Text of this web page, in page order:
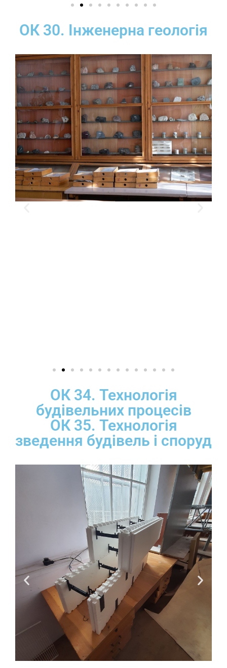
ОК 30. Інженерна геологія
ОК 34. Технологія
будівельних процесів
ОК 35. Технологія
зведення будівель і споруд